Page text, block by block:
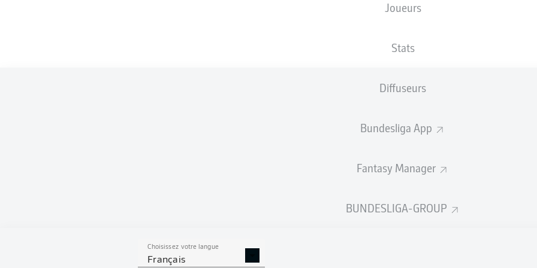
Joueurs
Stats
Diffuseurs
Bundesliga App
Fantasy Manager
BUNDESLIGA-GROUP
Choisissez votre langue
Français
XBUTS
0.5